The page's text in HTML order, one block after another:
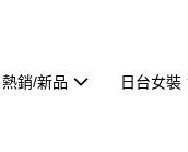
熱銷/新品 日台女裝